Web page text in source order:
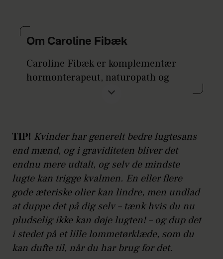
Om Caroline Fibæk
Caroline Fibæk er komplementær
hormonterapeut, naturopath og
efteruddannet i Functional Medicine
Hun har skabt Institut for
Komplementær Hormonterapi, der
tilbyder uddannelsen til
Komplementær Hormonterapeut.
Sammen med gynækolog Stine Fürst
TIP! Kvinder har generelt bedre lugtesans
end mænd, og i graviditeten bliver det
endnu mere udtalt, og selv de mindste
lugte kan trigge kvalmen. En eller flere
gode æteriske olier kan lindre, men undlad
at duppe det på dig selv – tænk hvis du nu
pludselig ikke kan døje lugten! – og dup det
i stedet på et lille lommetørklæde, som du
kan dufte til, når du har brug for det.